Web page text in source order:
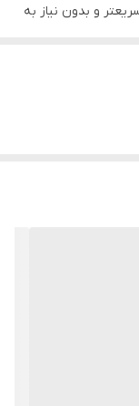
و بدون نیاز به
کردن میز بتواند
نیاز و بنا به